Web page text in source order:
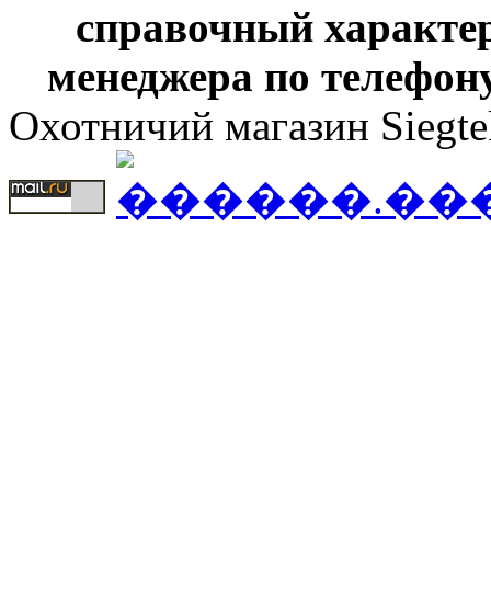
справочный
менеджера по
Охотничий магазин